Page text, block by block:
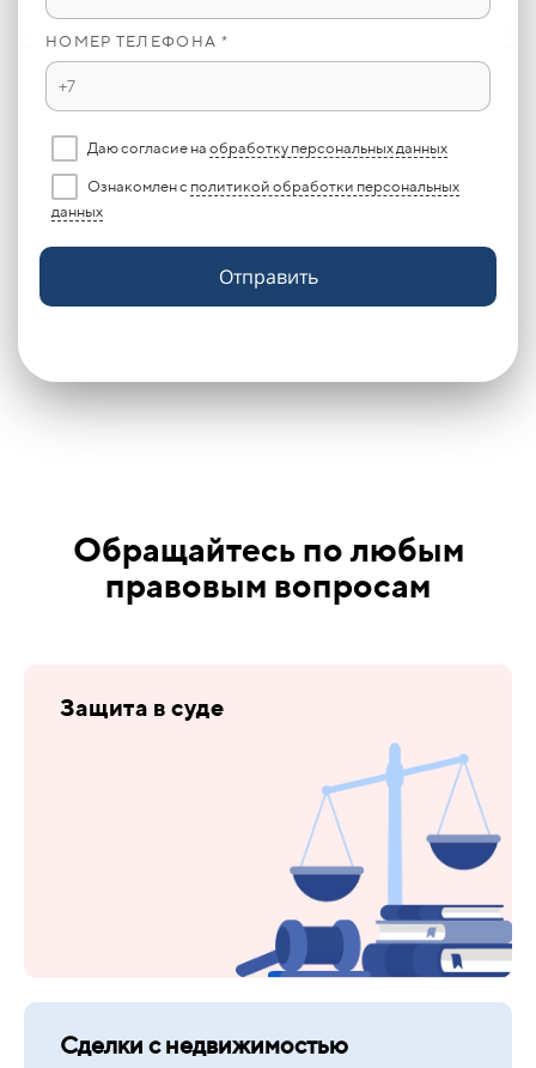
НОМЕР ТЕЛЕФОНА *
Даю согласие на обработку персональных данных
Ознакомлен с политикой обработки персональных
данных
Отправить
Обращайтесь по любым
правовым вопросам
Защита в суде
Сделки с недвижимостью